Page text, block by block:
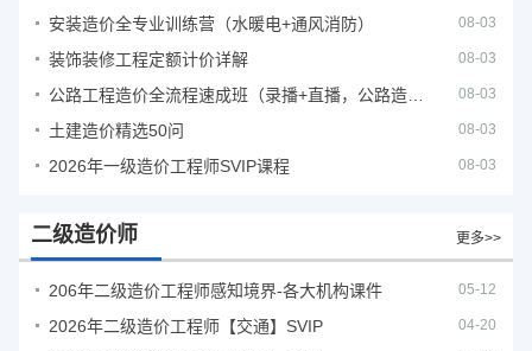
安装造价全专业训练营（水暖电+通风消防） 08-03
装饰装修工程定额计价详解 08-03
08-03
土建造价精选50问 08-03
2026年一级造价工程师SVIP课程 08-03
二级造价师 更多>>
206年二级造价工程师感知境界-各大机构课件 05-12
2026年二级造价工程师【交通】SVIP 04-20